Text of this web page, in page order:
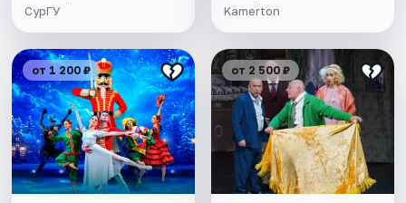
СурГУ Kamerton
от 1 200 ₽ от 2 500 ₽